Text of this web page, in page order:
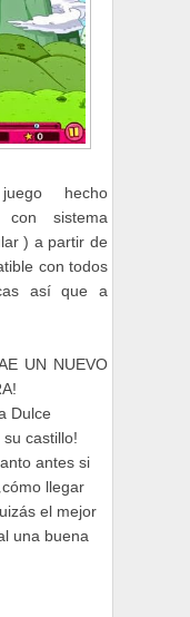
hecho
con sistema
) a partir de
con todos
así que a
UN NUEVO
Dulce
castillo!
antes si
llegar
el mejor
una buena